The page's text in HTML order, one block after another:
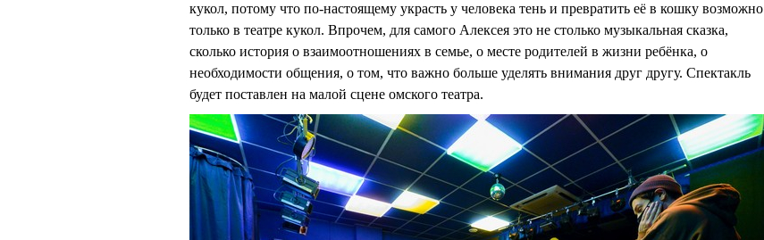
кукол, потому что по-настоящему украсть у человека тень и превратить её в кошку возможно
только в театре кукол. Впрочем, для самого Алексея это не столько музыкальная сказка,
сколько история о взаимоотношениях в семье, о месте родителей в жизни ребёнка, о
необходимости общения, о том, что важно больше уделять внимания друг другу. Спектакль
будет поставлен на малой сцене омского театра.